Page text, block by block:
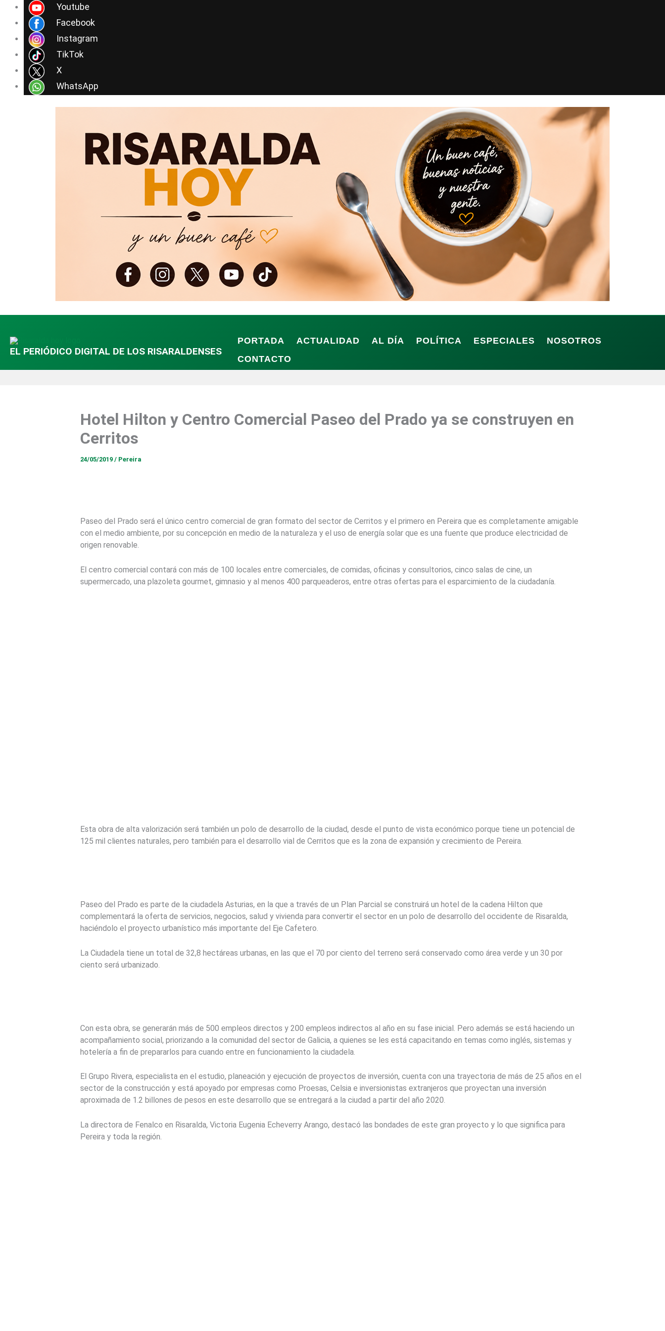
Youtube
Facebook
Instagram
TikTok
X
WhatsApp
contenido
EL PERIÓDICO DIGITAL DE LOS RISARALDENSES
PORTADA ACTUALIDAD AL DÍA POLÍTICA ESPECIALES
NOSOTROS
CONTACTO
Hotel Hilton y Centro Comercial Paseo del Prado ya se construyen en
Cerritos
24/05/2019 / Pereira
Paseo del Prado será el único centro comercial de gran formato del sector de Cerritos y el primero en Pereira que es completamente amigable
con el medio ambiente, por su concepción en medio de la naturaleza y el uso de energía solar que es una fuente que produce electricidad de
origen renovable.
El centro comercial contará con más de 100 locales entre comerciales, de comidas, oficinas y consultorios, cinco salas de cine, un
supermercado, una plazoleta gourmet, gimnasio y al menos 400 parqueaderos, entre otras ofertas para el esparcimiento de la ciudadanía.
Esta obra de alta valorización será también un polo de desarrollo de la ciudad, desde el punto de vista económico porque tiene un potencial de
125 mil clientes naturales, pero también para el desarrollo vial de Cerritos que es la zona de expansión y crecimiento de Pereira.
Paseo del Prado es parte de la ciudadela Asturias, en la que a través de un Plan Parcial se construirá un hotel de la cadena Hilton que
complementará la oferta de servicios, negocios, salud y vivienda para convertir el sector en un polo de desarrollo del occidente de Risaralda,
haciéndolo el proyecto urbanístico más importante del Eje Cafetero.
La Ciudadela tiene un total de 32,8 hectáreas urbanas, en las que el 70 por ciento del terreno será conservado como área verde y un 30 por
ciento será urbanizado.
Con esta obra, se generarán más de 500 empleos directos y 200 empleos indirectos al año en su fase inicial. Pero además se está haciendo un
acompañamiento social, priorizando a la comunidad del sector de Galicia, a quienes se les está capacitando en temas como inglés, sistemas y
hotelería a fin de prepararlos para cuando entre en funcionamiento la ciudadela.
El Grupo Rivera, especialista en el estudio, planeación y ejecución de proyectos de inversión, cuenta con una trayectoria de más de 25 años en el
sector de la construcción y está apoyado por empresas como Proesas, Celsia e inversionistas extranjeros que proyectan una inversión
aproximada de 1.2 billones de pesos en este desarrollo que se entregará a la ciudad a partir del año 2020.
La directora de Fenalco en Risaralda, Victoria Eugenia Echeverry Arango, destacó las bondades de este gran proyecto y lo que significa para
Pereira y toda la región.